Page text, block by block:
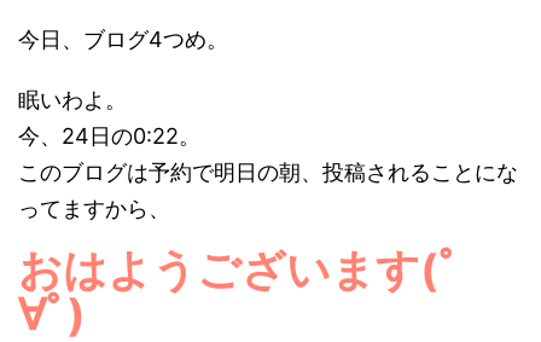
今日、ブログ4つめ。
眠いわよ。
今、24日の0:22。
このブログは予約で明日の朝、投稿されることにな
ってますから、
おはようございます(ﾟ
∀ﾟ)